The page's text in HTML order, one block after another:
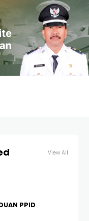
View All
PPID